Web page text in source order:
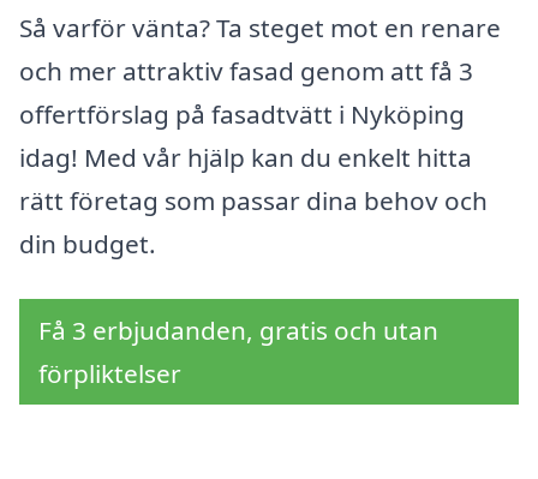
Så varför vänta? Ta steget mot en renare
och mer attraktiv fasad genom att få 3
offertförslag på fasadtvätt i Nyköping
idag! Med vår hjälp kan du enkelt hitta
rätt företag som passar dina behov och
din budget.
Få 3 erbjudanden, gratis och utan
förpliktelser